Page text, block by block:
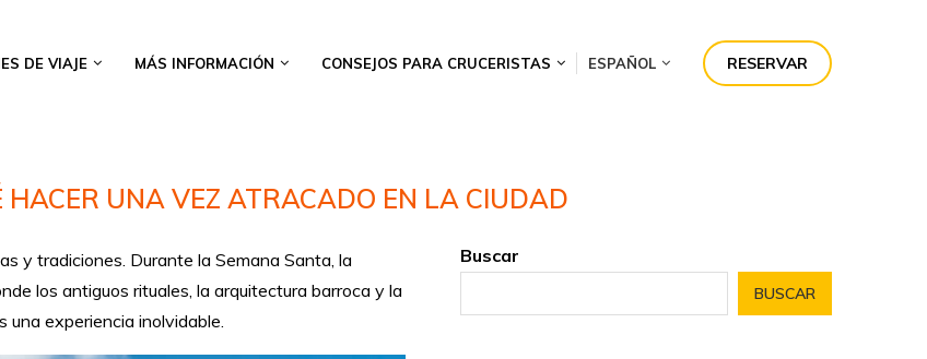
DE VIAJE MÁS INFORMACIÓN CONSEJOS PARA CRUCERISTAS ESPAÑOL RESERVAR
UNA VEZ ATRACADO EN LA CIUDAD
y tradiciones. Durante la Semana Santa, la
los antiguos rituales, la arquitectura barroca y la
una experiencia inolvidable.
Buscar
BUSCAR